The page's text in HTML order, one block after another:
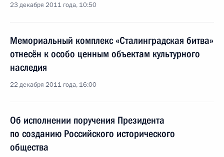
23 декабря 2011 года, 10:50
Мемориальный комплекс «Сталинградская битва»
отнесён к особо ценным объектам культурного
наследия
22 декабря 2011 года, 16:00
Об исполнении поручения Президента
по созданию Российского исторического
общества